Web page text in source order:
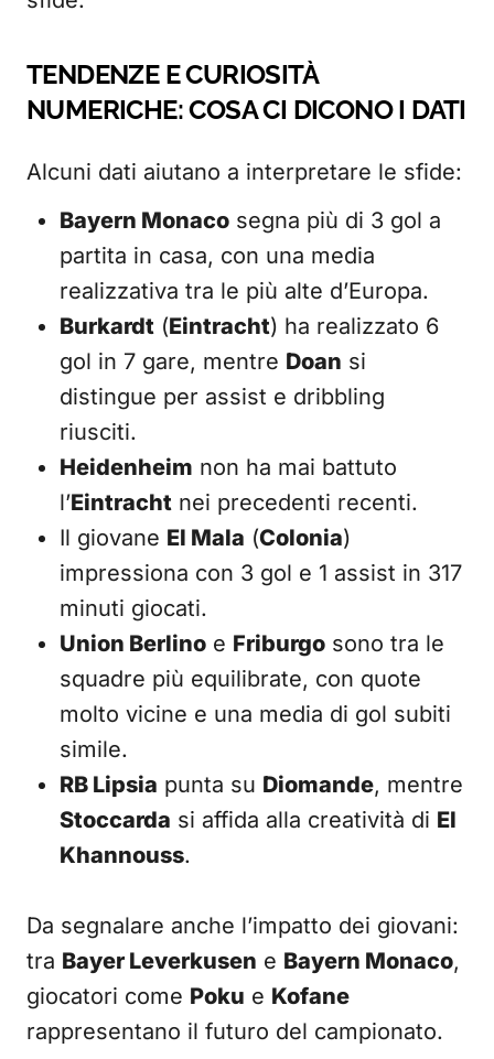
TENDENZE E CURIOSITÀ
NUMERICHE: COSA CI DICONO I DATI
Alcuni dati aiutano a interpretare le sfide:
Bayern Monaco segna più di 3 gol a
partita in casa, con una media
realizzativa tra le più alte d’Europa.
Burkardt (Eintracht) ha realizzato 6
gol in 7 gare, mentre Doan si
distingue per assist e dribbling
riusciti.
Heidenheim non ha mai battuto
l’Eintracht nei precedenti recenti.
Il giovane El Mala (Colonia)
impressiona con 3 gol e 1 assist in 317
minuti giocati.
Union Berlino e Friburgo sono tra le
squadre più equilibrate, con quote
molto vicine e una media di gol subiti
simile.
RB Lipsia punta su Diomande, mentre
Stoccarda si affida alla creatività di El
Khannouss.
Da segnalare anche l’impatto dei giovani:
tra Bayer Leverkusen e Bayern Monaco,
giocatori come Poku e Kofane
rappresentano il futuro del campionato.